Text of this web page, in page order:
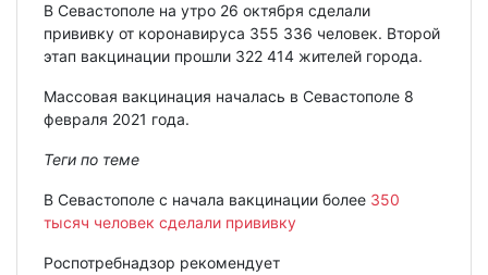
В Севастополе на утро 26 октября сделали
прививку от коронавируса 355 336 человек. Второй
этап вакцинации прошли 322 414 жителей города.
Массовая вакцинация началась в Севастополе 8
февраля 2021 года.
Теги по теме
В Севастополе с начала вакцинации более 350
тысяч человек сделали прививку
Роспотребнадзор рекомендует